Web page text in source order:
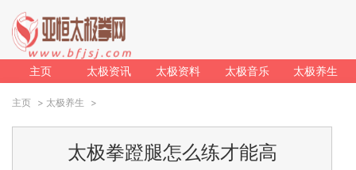
主页 太极资讯 太极资料 太极音乐 太极养生
主页 > 太极养生 >
太极拳蹬腿怎么练才能高